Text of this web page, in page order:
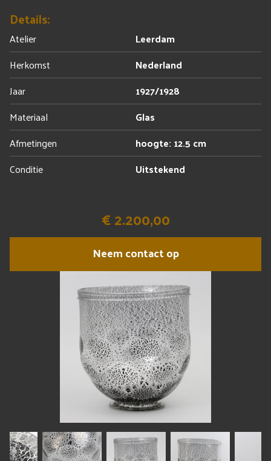
Details:
Atelier
Leerdam
Herkomst
Nederland
Jaar
1927/1928
Materiaal
Glas
Afmetingen
hoogte: 12.5 cm
Conditie
Uitstekend
€ 2.200,00
Neem contact op